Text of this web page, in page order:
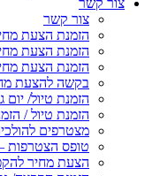
צור קשר
צור קשר
הזמנת הצעת
הזמנת הצעת
הזמנת הצעת
בקשה להצעת
הזמנת טיול/ יום
הזמנת טיול /
מצטרפים
טופס הצטרפות
הצעת מחיר